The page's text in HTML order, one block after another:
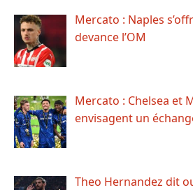
Mercato : Naples
devance l’OM
Mercato : Chelsea et
envisagent un
Theo Hernandez dit